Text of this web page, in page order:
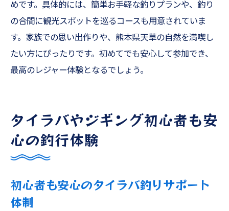
遊漁船美羽の設備と快適な釣行サポートを
解説
初心者や家族釣りに嬉しい充実サービス
熊本釣船ならではの安全対策と安心ポイン
ト
観光と釣りを両立する一日の過ごし方
遊漁船美羽だからこそ体験できる釣りの魅
力
めです。具体的には、簡単お手軽な釣りプランや、釣り
の合間に観光スポットを巡るコースも用意されていま
す。家族での思い出作りや、熊本県天草の自然を満喫し
たい方にぴったりです。初めてでも安心して参加でき、
最高のレジャー体験となるでしょう。
タイラバやジギング初心者も安
心の釣行体験
初心者も安心のタイラバ釣りサポート
体制